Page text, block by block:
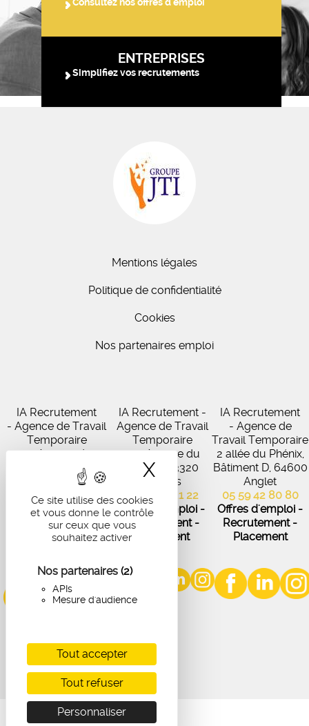
Ce site utilise des cookies
et vous donne le contrôle
sur ceux que vous
souhaitez activer
Nos partenaires (2)
APIs
Mesure d'audience
Tout accepter
Tout refuser
Personnaliser
X Masquer le
Consultez nos offres d'emploi
ENTREPRISES
Simplifiez vos recrutements
Mentions légales
Politique de confidentialité
Cookies
Nos partenaires emploi
IA Recrutement
- Agence de Travail
Temporaire
27 Avenue de
Virecourt, 33370
Artigues-près-
Bordeaux
05 56 67 48 57
Offres d'emploi -
Recrutement -
IA Recrutement -
Agence de Travail
Temporaire
102 Avenue du
Médoc, 33320
Eysines
05 56 45 21 22
Offres d'emploi -
Recrutement -
Placement
IA Recrutement
- Agence de
Travail Temporaire
2 allée du Phénix,
Bâtiment D, 64600
Anglet
05 59 42 80 80
Offres d'emploi -
Recrutement -
Placement